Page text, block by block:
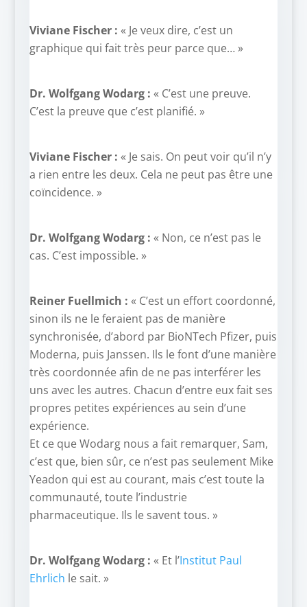
Viviane Fischer : « Je veux dire, c’est un
graphique qui fait très peur parce que… »
Dr. Wolfgang Wodarg : « C’est une preuve.
C’est la preuve que c’est planifié. »
Viviane Fischer : « Je sais. On peut voir qu’il n’y
a rien entre les deux. Cela ne peut pas être une
coïncidence. »
Dr. Wolfgang Wodarg : « Non, ce n’est pas le
cas. C’est impossible. »
Reiner Fuellmich : « C’est un effort coordonné,
sinon ils ne le feraient pas de manière
synchronisée, d’abord par BioNTech Pfizer, puis
Moderna, puis Janssen. Ils le font d’une manière
très coordonnée afin de ne pas interférer les
uns avec les autres. Chacun d’entre eux fait ses
propres petites expériences au sein d’une
expérience.
Et ce que Wodarg nous a fait remarquer, Sam,
c’est que, bien sûr, ce n’est pas seulement Mike
Yeadon qui est au courant, mais c’est toute la
communauté, toute l’industrie
pharmaceutique. Ils le savent tous. »
Dr. Wolfgang Wodarg : « Et l’Institut Paul
Ehrlich le sait. »